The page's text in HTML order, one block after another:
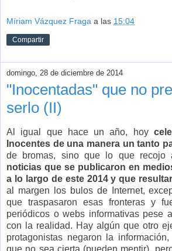
Míriam Vázquez Fraga a las 15:04
Compartir
domingo, 28 de diciembre de 2014
"Inocentadas" que no
serlo (II)
Al igual que hace un año, hoy
Inocentes de una manera un tanto
de bromas, sino que lo que recojo
noticias que se publicaron en
a lo largo de este 2014 y que
al margen los bulos de Internet,
que traspasaron esas fronteras y
periódicos o webs informativas pese
con la realidad. Hay algún que otro
protagonistas negaron la
que no sea cierta (pueden mentir),